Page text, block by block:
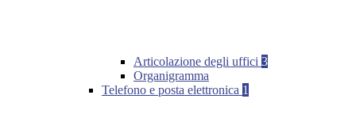
Articolazione degli uffici 3
Organigramma
Telefono e posta elettronica 1